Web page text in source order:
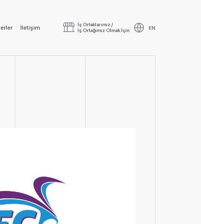
İletişim
İş Ortaklarımız /
İş Ortağımız Olmak İçin
EN